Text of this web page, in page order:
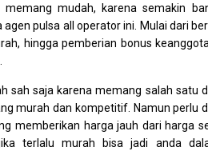
memang mudah, karena semakin
agen pulsa all operator ini. Mulai dari
hingga pemberian bonus
sah saja karena memang salah satu
murah dan kompetitif. Namun perlu
memberikan harga jauh dari harga
terlalu murah bisa jadi anda